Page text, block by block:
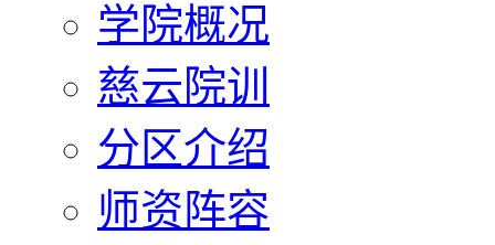
学院概况
慈云院训
分区介绍
师资阵容